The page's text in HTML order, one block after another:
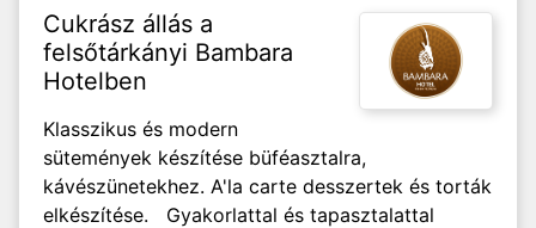
Cukrász állás a
felsőtárkányi Bambara
Hotelben
Klasszikus és modern
sütemények készítése büféasztalra,
kávészünetekhez. A'la carte desszertek és torták
elkészítése. Gyakorlattal és tapasztalattal